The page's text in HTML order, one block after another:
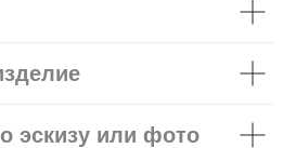
эскизу или фото